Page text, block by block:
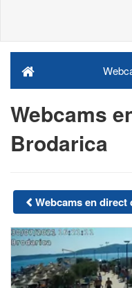
Webcams
Brodarica
Webcams en